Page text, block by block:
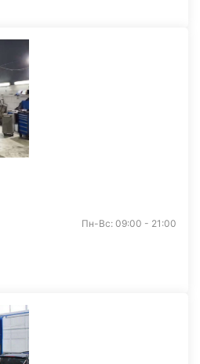
Пн-Вс: 09:00 - 21:00